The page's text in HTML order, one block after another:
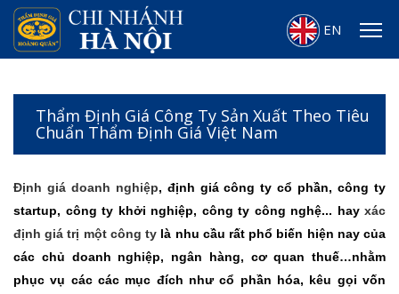
EN
Thẩm Định Giá Công Ty Sản Xuất Theo Tiêu
Chuẩn Thẩm Định Giá Việt Nam
Định giá doanh nghiệp, định giá công ty cổ phần, công ty
startup, công ty khởi nghiệp, công ty công nghệ... hay xác
định giá trị một công ty là nhu cầu rất phổ biến hiện nay của
các chủ doanh nghiệp, ngân hàng, cơ quan thuế…nhằm
phục vụ các các mục đích như cổ phần hóa, kêu gọi vốn